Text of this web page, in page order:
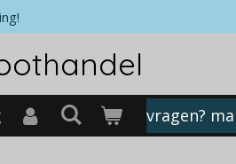
vragen?